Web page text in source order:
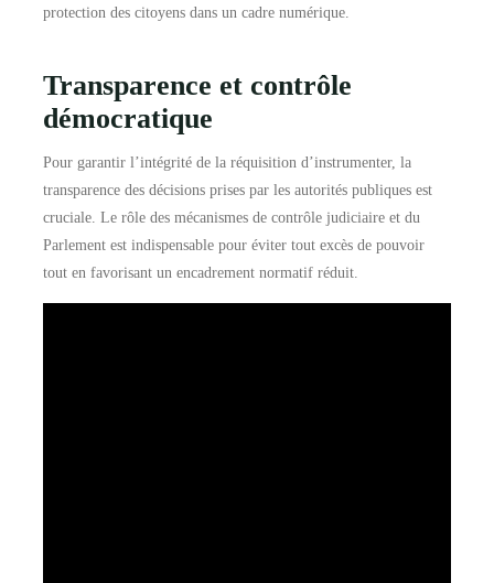
protection des citoyens dans un cadre numérique.
Transparence et contrôle
démocratique
Pour garantir l’intégrité de la réquisition d’instrumenter, la
transparence des décisions prises par les autorités publiques est
cruciale. Le rôle des mécanismes de contrôle judiciaire et du
Parlement est indispensable pour éviter tout excès de pouvoir
tout en favorisant un encadrement normatif réduit.